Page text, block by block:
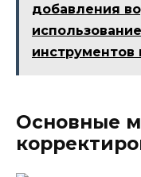
добавления
Основные